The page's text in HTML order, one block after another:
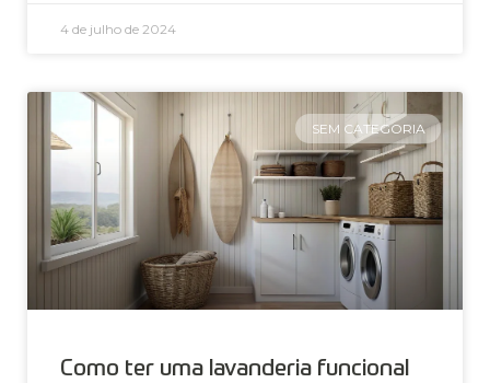
4 de julho de 2024
SEM CATEGORIA
Como ter uma lavanderia funcional